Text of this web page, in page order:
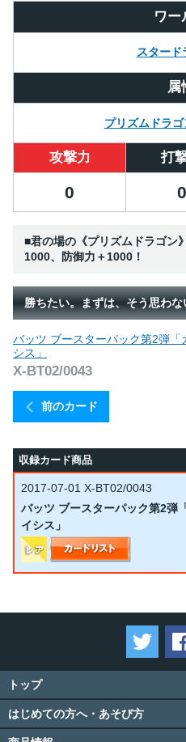
ワー
スタード
属
プリズムドラゴ
攻撃力 打
0 0
■君の場の《プリズムドラゴン
1000、防御力＋1000！
勝ちたい。まずは、そう思わな
前のカード
バッツ ブースターパック第2弾「
シス」
X-BT02/0043
収録カード商品
2017-07-01 X-BT02/0043
バッツ ブースターパック第2弾
イシス」
ツ
トップ
はじめての方へ・あそび方